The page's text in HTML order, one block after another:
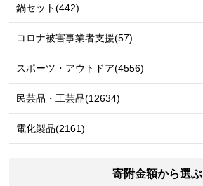
鍋セット(442)
コロナ被害事業者支援(57)
スポーツ・アウトドア(4556)
民芸品・工芸品(12634)
電化製品(2161)
寄附金額から選ぶ